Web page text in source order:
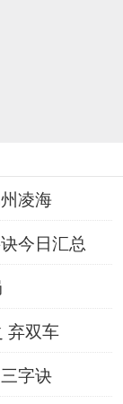
凌海
今日汇总
弃双车
字诀